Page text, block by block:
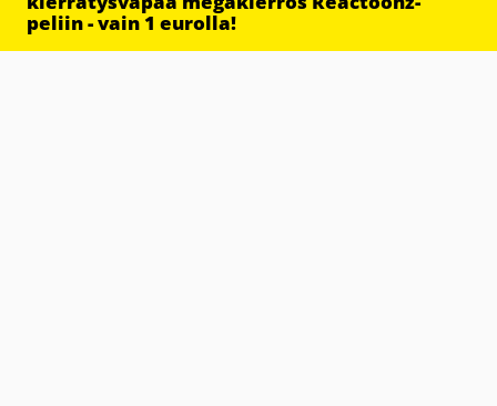
peliin - vain 1 eurolla!